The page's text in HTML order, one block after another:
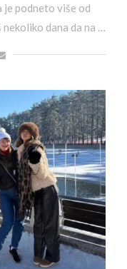
je podneto više od
dana da na …